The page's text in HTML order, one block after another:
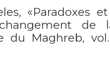
«Paradoxes
de
du Maghreb,